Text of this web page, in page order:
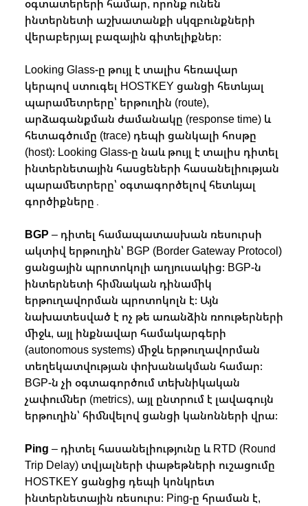
օգտատերերի համար, որոնք ունեն
ինտերնետի աշխատանքի սկզբունքների
վերաբերյալ բազային գիտելիքներ։
Looking Glass-ը թույլ է տալիս հեռավար
կերպով ստուգել HOSTKEY ցանցի հետևյալ
պարամետրերը՝ երթուղին (route),
արձագանքման ժամանակը (response time) և
հետագծումը (trace) դեպի ցանկալի հոսթը
(host)։ Looking Glass-ը նաև թույլ է տալիս դիտել
ինտերնետային հասցեների հասանելիության
պարամետրերը՝ օգտագործելով հետևյալ
գործիքները․
BGP – դիտել համապատասխան ռեսուրսի
ակտիվ երթուղին՝ BGP (Border Gateway Protocol)
ցանցային պրոտոկոլի աղյուսակից։ BGP-ն
ինտերնետի հիմնական դինամիկ
երթուղավորման պրոտոկոլն է։ Այն
նախատեսված է ոչ թե առանձին ռոութերների
միջև, այլ ինքնավար համակարգերի
(autonomous systems) միջև երթուղավորման
տեղեկատվության փոխանակման համար։
BGP-ն չի օգտագործում տեխնիկական
չափումներ (metrics), այլ ընտրում է լավագույն
երթուղին՝ հիմնվելով ցանցի կանոնների վրա։
Ping – դիտել հասանելիությունը և RTD (Round
Trip Delay) տվյալների փաթեթների ուշացումը
HOSTKEY ցանցից դեպի կոնկրետ
ինտերնետային ռեսուրս։ Ping-ը հրաման է,